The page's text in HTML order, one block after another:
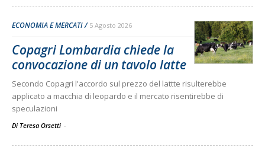
ECONOMIA E MERCATI 5 Agosto 2026
Copagri Lombardia chiede la
convocazione di un tavolo latte
Secondo Copagri l'accordo sul prezzo del lattte risulterebbe
applicato a macchia di leopardo e il mercato risentirebbe di
speculazioni
Di Teresa Orsetti -